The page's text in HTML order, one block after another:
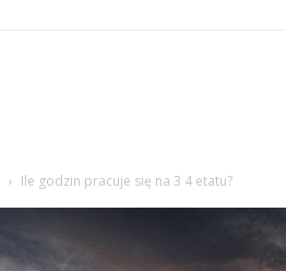
Ile godzin pracuje się na 3 4 etatu?